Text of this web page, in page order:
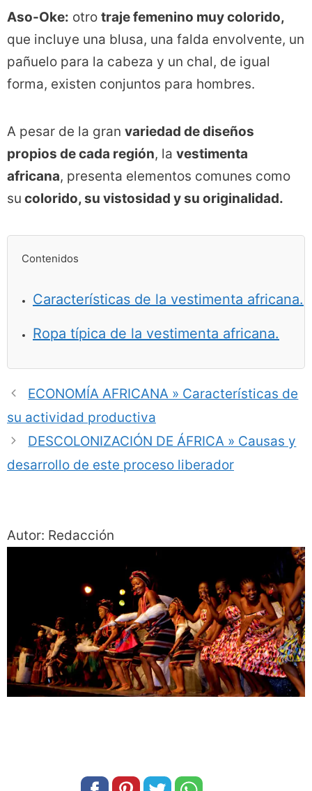
Aso-Oke: otro traje femenino muy colorido,
que incluye una blusa, una falda envolvente, un
pañuelo para la cabeza y un chal, de igual
forma, existen conjuntos para hombres.
A pesar de la gran variedad de diseños
propios de cada región, la vestimenta
africana, presenta elementos comunes como
su colorido, su vistosidad y su originalidad.
Contenidos
Características de la vestimenta africana.
Ropa típica de la vestimenta africana.
ECONOMÍA AFRICANA » Características de
su actividad productiva
DESCOLONIZACIÓN DE ÁFRICA » Causas y
desarrollo de este proceso liberador
Autor: Redacción